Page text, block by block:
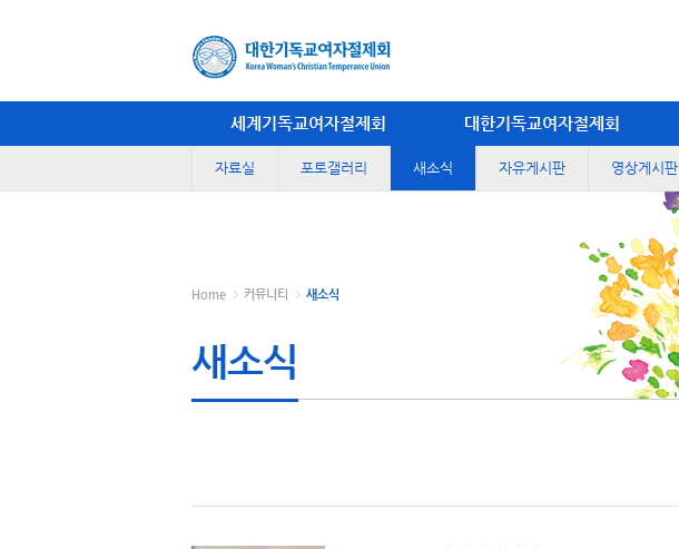
세계기독교여자절제회 대한기독교여자절제회
자료실 포토갤러리 새소식 자유게시판 영상게시판
Home 커뮤니티 새소식
새소식